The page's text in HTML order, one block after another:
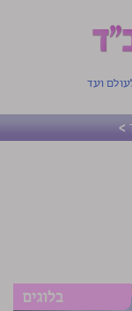
ועד
>